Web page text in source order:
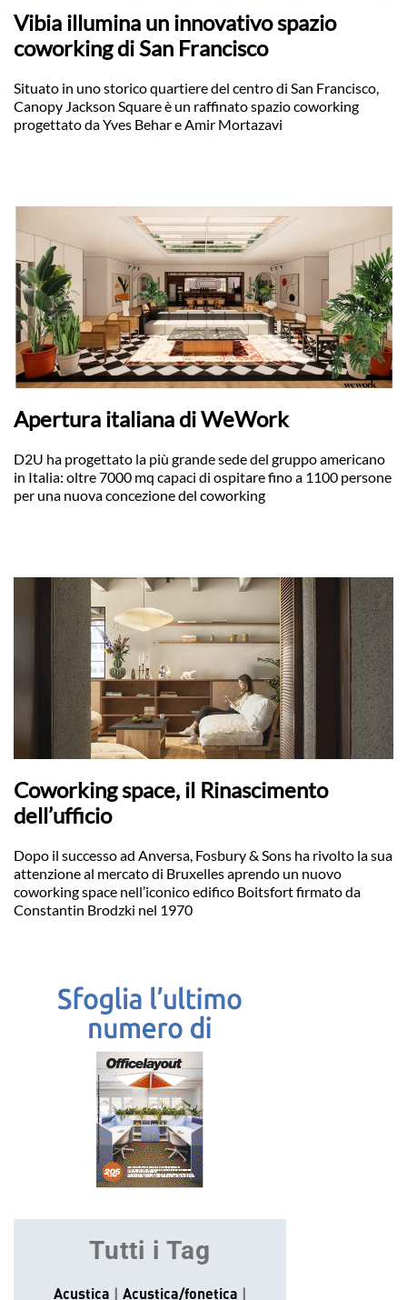
Vibia illumina un innovativo spazio
coworking di San Francisco
Situato in uno storico quartiere del centro di San Francisco,
Canopy Jackson Square è un raffinato spazio coworking
progettato da Yves Behar e Amir Mortazavi
Apertura italiana di WeWork
D2U ha progettato la più grande sede del gruppo americano
in Italia: oltre 7000 mq capaci di ospitare fino a 1100 persone
per una nuova concezione del coworking
Coworking space, il Rinascimento
dell’ufficio
Dopo il successo ad Anversa, Fosbury & Sons ha rivolto la sua
attenzione al mercato di Bruxelles aprendo un nuovo
coworking space nell’iconico edifico Boitsfort firmato da
Constantin Brodzki nel 1970
Tutti i Tag
Acustica Acustica/fonetica